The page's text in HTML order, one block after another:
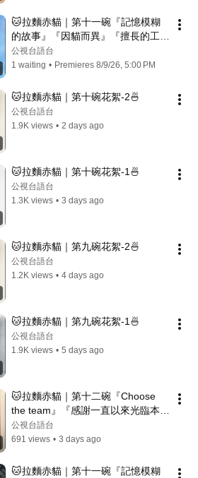
🐱拉麵赤貓｜第十一碗『記憶模糊
的故事』『因貓而異』『擅長的工
作』🍜 #限時觀看
公視台語台
1 waiting • Premieres 8/9/26, 5:00 PM
🐱拉麵赤貓｜第十碗花絮-2🍜
公視台語台
1.9K views • 2 days ago
🐱拉麵赤貓｜第十碗花絮-1🍜
公視台語台
1.3K views • 3 days ago
🐱拉麵赤貓｜第九碗花絮-2🍜
公視台語台
1.2K views • 4 days ago
🐱拉麵赤貓｜第九碗花絮-1🍜
公視台語台
1.9K views • 5 days ago
🐱拉麵赤貓｜第十二碗『Choose
the team』『感謝一直以來光臨本
店』『恭喜』預告
公視台語台
691 views • 3 days ago
🐱拉麵赤貓｜第十一碗『記憶模糊